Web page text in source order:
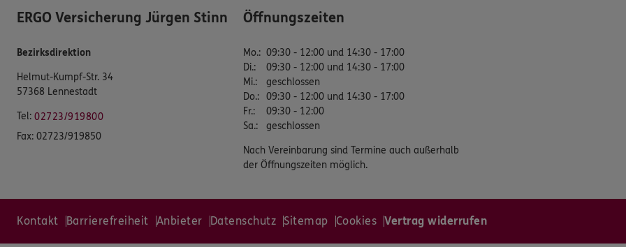
ERGO Versicherung Jürgen Stinn
Bezirksdirektion
Helmut-Kumpf-Str. 34
57368 Lennestadt
Tel: 02723/919800
Fax: 02723/919850
Öffnungszeiten
Mo.: 09:30 - 12:00 und 14:30 - 17:00
Di.:
09:30 - 12:00 und 14:30 - 17:00
Mi.:
geschlossen
Do.: 09:30 - 12:00 und 14:30 - 17:00
Fr.:
09:30 - 12:00
Sa.: geschlossen
Nach Vereinbarung sind Termine auch außerhalb
der Öffnungszeiten möglich.
Kontakt Barrierefreiheit Anbieter Datenschutz Sitemap Cookies Vertrag widerrufen